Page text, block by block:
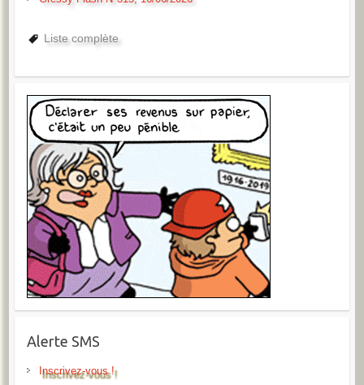
Liste complète
Alerte SMS
Inscrivez-vous !